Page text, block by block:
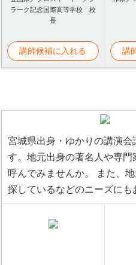
ラーク記念国際高等学校 校
長
講師候補に入れる 講
宮城県出身・ゆかりの講演会
す。地元出身の著名人や専門
呼んでみませんか。 また、
探しているなどのニーズにも